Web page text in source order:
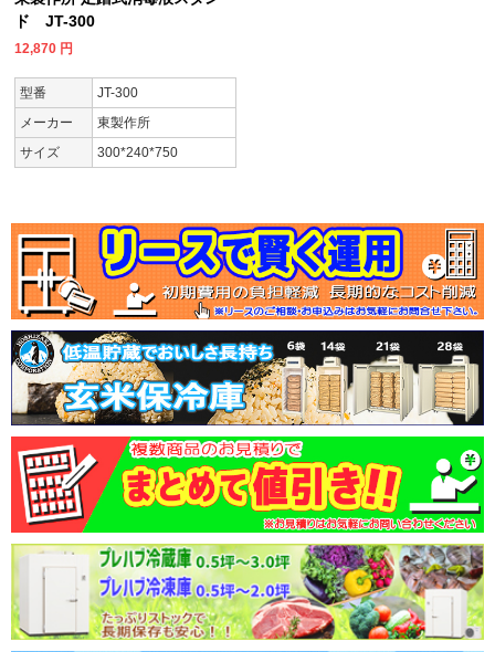
ド JT-300
12,870 円
型番
JT-300
メーカー
東製作所
サイズ
300*240*750